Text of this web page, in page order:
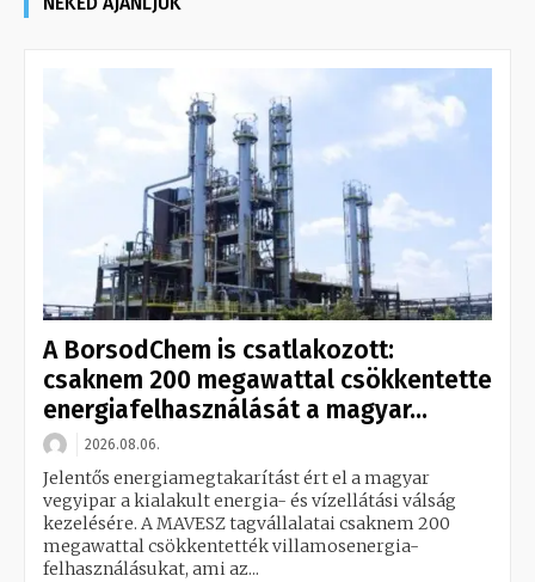
A BorsodChem is csatlakozott:
csaknem 200 megawattal csökkentette
energiafelhasználását a magyar...
2026.08.06.
Jelentős energiamegtakarítást ért el a magyar
vegyipar a kialakult energia- és vízellátási válság
kezelésére. A MAVESZ tagvállalatai csaknem 200
megawattal csökkentették villamosenergia-
felhasználásukat, ami az...